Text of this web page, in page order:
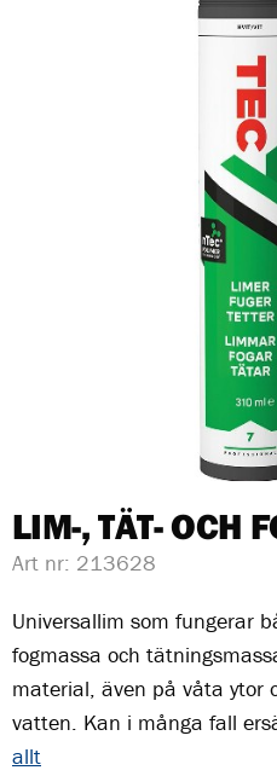
LIM-, TÄT- OCH
Art nr: 213628
Universallim som fungerar
fogmassa och
material, även på våta ytor
vatten. Kan i många fall
allt